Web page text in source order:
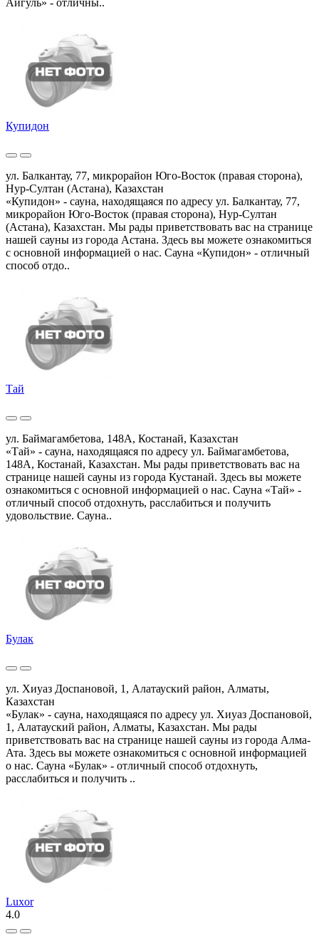
Купидон
ул. Балкантау, 77, микрорайон Юго-Восток (правая сторона),
Нур-Султан (Астана), Казахстан
«Купидон» - сауна, находящаяся по адресу ул. Балкантау, 77,
микрорайон Юго-Восток (правая сторона), Нур-Султан
(Астана), Казахстан. Мы рады приветствовать вас на странице
нашей сауны из города Астана. Здесь вы можете ознакомиться
с основной информацией о нас. Сауна «Купидон» - отличный
способ отдо..
Тай
ул. Баймагамбетова, 148А, Костанай, Казахстан
«Тай» - сауна, находящаяся по адресу ул. Баймагамбетова,
148А, Костанай, Казахстан. Мы рады приветствовать вас на
странице нашей сауны из города Кустанай. Здесь вы можете
ознакомиться с основной информацией о нас. Сауна «Тай» -
отличный способ отдохнуть, расслабиться и получить
удовольствие. Сауна..
Булак
ул. Хиуаз Доспановой, 1, Алатауский район, Алматы,
Казахстан
«Булак» - сауна, находящаяся по адресу ул. Хиуаз Доспановой,
1, Алатауский район, Алматы, Казахстан. Мы рады
приветствовать вас на странице нашей сауны из города Алма-
Ата. Здесь вы можете ознакомиться с основной информацией
о нас. Сауна «Булак» - отличный способ отдохнуть,
расслабиться и получить ..
Luxor
4.0